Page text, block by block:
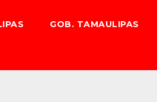
GOB. TAMAULIPAS